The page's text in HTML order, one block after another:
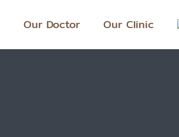
Our Doctor Our Clinic